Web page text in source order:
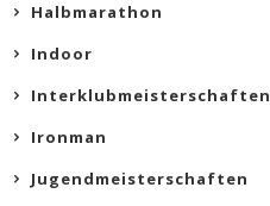
Halbmarathon
Indoor
Interklubmeisterschaften
Ironman
Jugendmeisterschaften